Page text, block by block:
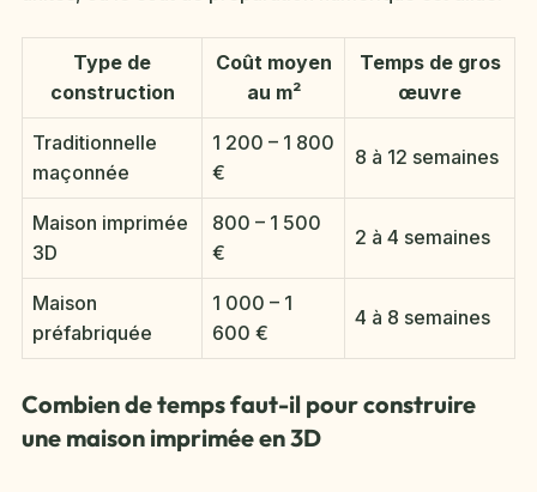
Type de
construction
Coût moyen
au m²
Temps de gros
œuvre
Traditionnelle
maçonnée
1 200 – 1 800
€
8 à 12 semaines
Maison imprimée
3D
800 – 1 500
€
2 à 4 semaines
Maison
préfabriquée
1 000 – 1
600 €
4 à 8 semaines
Combien de temps faut-il pour construire
une maison imprimée en 3D